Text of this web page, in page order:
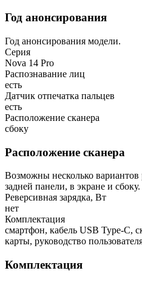
Год анонсирования
Год анонсирования модели.
Серия
Nova 14 Pro
Распознавание лиц
есть
Датчик отпечатка пальцев
есть
Расположение сканера
сбоку
Расположение сканера
Возможны несколько вариантов
задней панели, в экране и сбоку.
Реверсивная зарядка, Вт
нет
Комплектация
смартфон, кабель USB Type-C,
карты, руководство
Комплектация